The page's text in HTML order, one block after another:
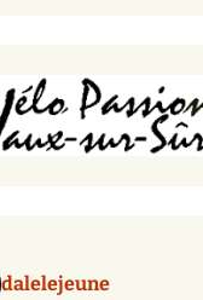
dalelejeune